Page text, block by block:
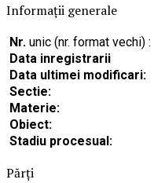
Informaţii generale
Nr. unic (nr. format vechi) :
Data inregistrarii
Data ultimei modificari:
Sectie:
Materie:
Obiect:
Stadiu procesual:
Părţi